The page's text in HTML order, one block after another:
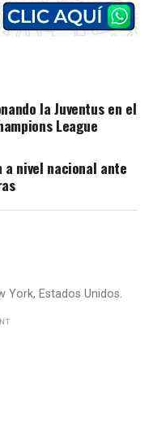
la Juventus en el
League
nivel nacional ante
York, Estados Unidos.